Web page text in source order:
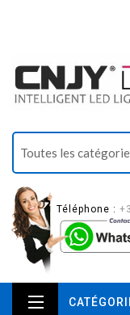
Téléphone :